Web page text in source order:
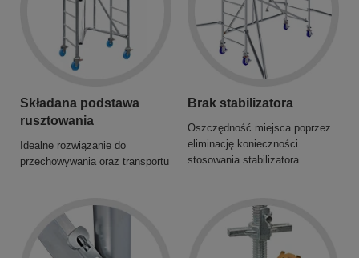
Składana podstawa
rusztowania
Idealne rozwiązanie do
przechowywania oraz transportu
Brak stabilizatora
Oszczędność miejsca poprzez
eliminację konieczności
stosowania stabilizatora